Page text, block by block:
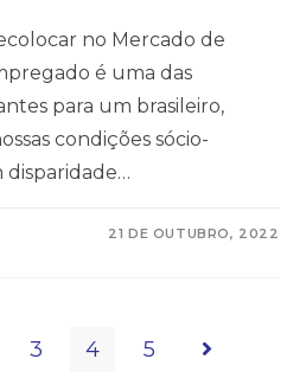
no Mercado de
é uma das
para um brasileiro,
condições sócio-
disparidade…
21 DE OUTUBRO, 2022
3 4 5